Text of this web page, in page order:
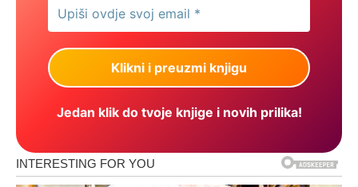
Jedan klik do tvoje knjige i novih prilika!